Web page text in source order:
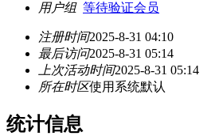
用户组 等待验证会员
注册时间2025-8-31 04:10
最后访问2025-8-31 05:14
上次活动时间2025-8-31 05:14
所在时区使用系统默认
统计信息